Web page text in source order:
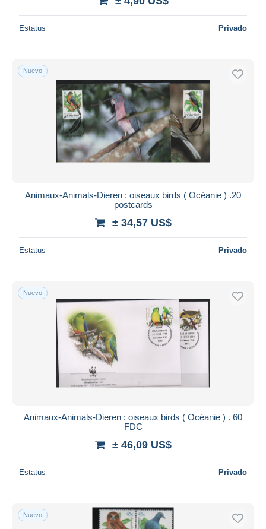
Estatus Privado
Nuevo
Animaux-Animals-Dieren : oiseaux birds ( Océanie ) .20
postcards
± 34,57 US$
Estatus Privado
Nuevo
Animaux-Animals-Dieren : oiseaux birds ( Océanie ) . 60
FDC
± 46,09 US$
Estatus Privado
Nuevo